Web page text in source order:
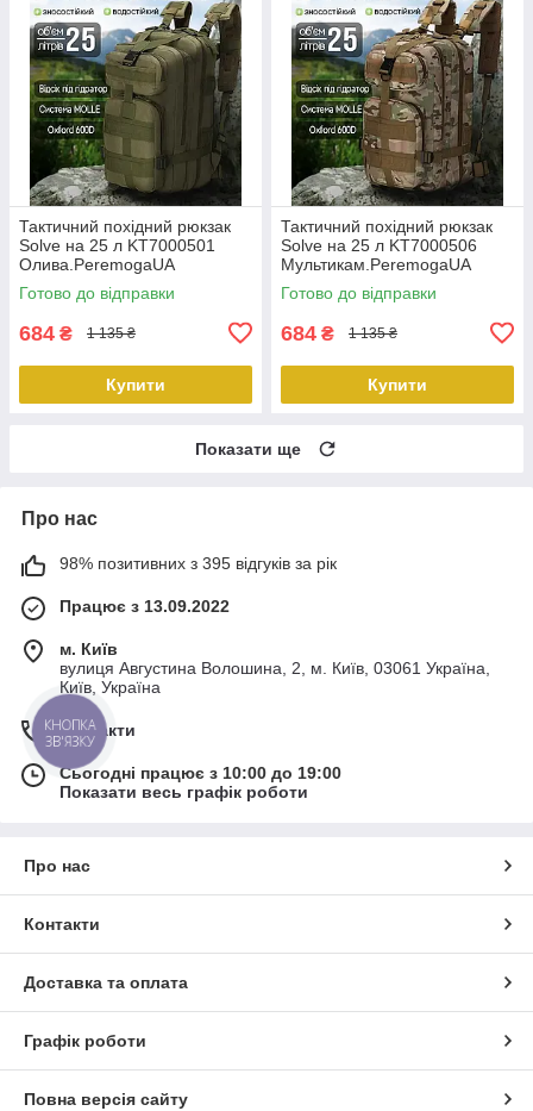
Тактичний похідний рюкзак
Solve на 25 л KT7000501
Олива.PeremogaUA
Готово до відправки
684 ₴ 1 135 ₴
Купити
Тактичний похідний рюкзак
Solve на 25 л KT7000506
Мультикам.PeremogaUA
Готово до відправки
684 ₴ 1 135 ₴
Купити
Показати ще
Про нас
98% позитивних з 395 відгуків за рік
Працює з 13.09.2022
м. Київ
вулиця Августина Волошина, 2, м. Київ, 03061 Україна,
Київ, Україна
Контакти
Сьогодні працює з 10:00 до 19:00
Показати весь графік роботи
Про нас
Контакти
Доставка та оплата
Графік роботи
Повна версія сайту
КНОПКА
ЗВ'ЯЗКУ